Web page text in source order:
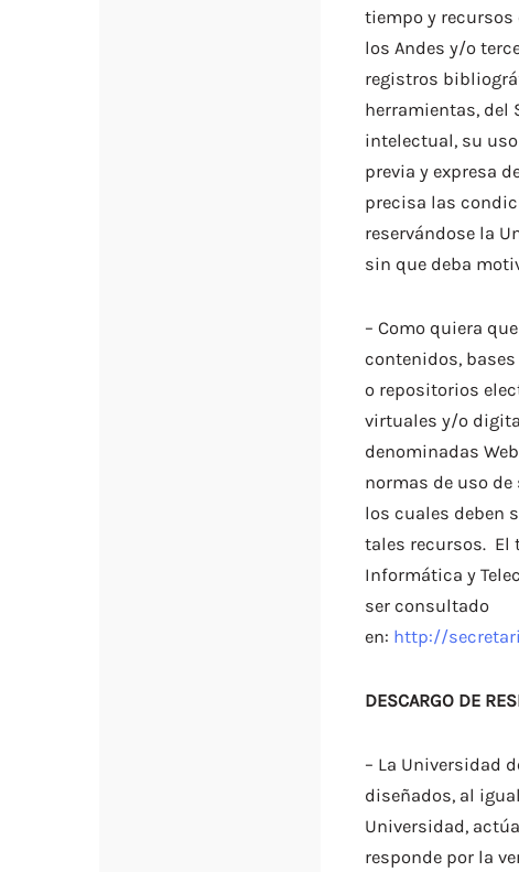
tiempo y recursos
los Andes y/o
registros
herramientas, del
intelectual, su
previa y expresa
precisa las
reservándose la
sin que deba
– Como quiera
contenidos,
o repositorios
virtuales y/o
denominadas
normas de uso
los cuales deben
tales recursos. El
Informática y
ser consultado
en: http://
DESCARGO DE
– La Universidad
diseñados, al
Universidad,
responde por la